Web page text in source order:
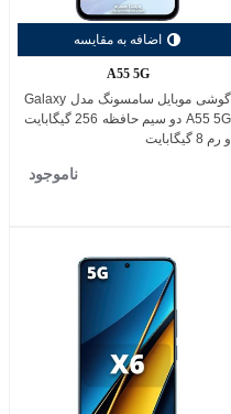
اضافه به مقایسه
A55 5G
گوشی موبایل سامسونگ مدل Galaxy
A55 5G دو سیم حافظه 256 گیگابایت
و رم 8 گیگابایت
ناموجود